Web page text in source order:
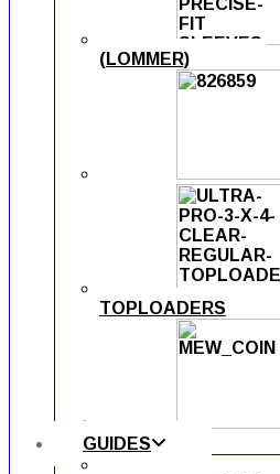
(LOMMER)
TOPLOADERS
GUIDES